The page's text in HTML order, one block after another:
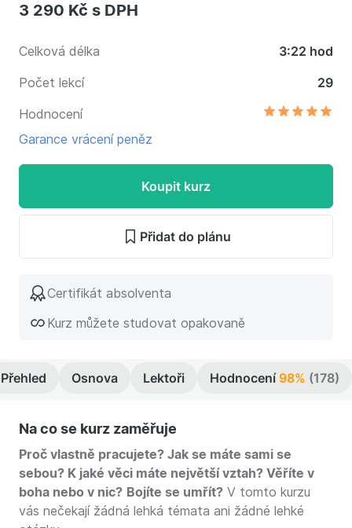
3 290 Kč s DPH
Celková délka
3:22 hod
Počet lekcí
29
Hodnocení
Garance vrácení peněz
Koupit kurz
Přidat do plánu
Certifikát absolventa
Kurz můžete studovat opakovaně
Přehled Osnova Lektoři Hodnocení 98% (178)
Na co se kurz zaměřuje
Proč vlastně pracujete? Jak se máte sami se
sebou? K jaké věci máte největší vztah? Věříte v
boha nebo v nic? Bojíte se umřít? V tomto kurzu
vás nečekají žádná lehká témata ani žádné lehké